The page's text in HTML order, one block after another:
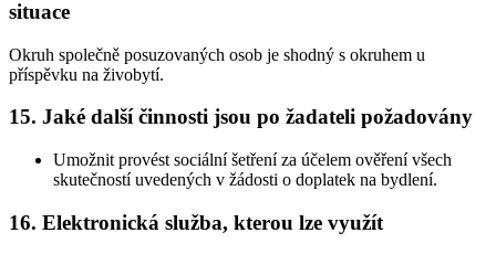
situace
Okruh společně posuzovaných osob je shodný s okruhem u
příspěvku na živobytí.
15. Jaké další činnosti jsou po žadateli požadovány
Umožnit provést sociální šetření za účelem ověření všech
skutečností uvedených v žádosti o doplatek na bydlení.
16. Elektronická služba, kterou lze využít